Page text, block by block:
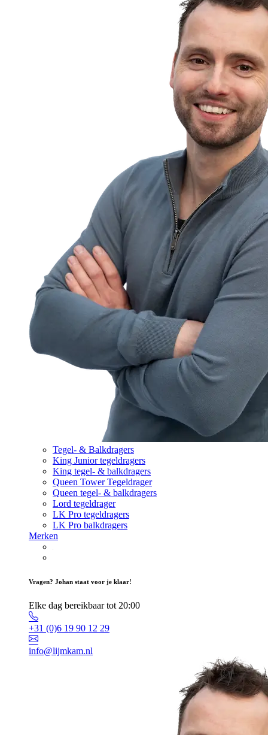
Tegel- & Balkdragers
King Junior tegeldragers
King tegel- & balkdragers
Queen Tower Tegeldrager
Queen tegel- & balkdragers
Lord tegeldrager
LK Pro tegeldragers
LK Pro balkdragers
Merken
Vragen? Johan staat voor je klaar!
Elke dag bereikbaar tot 20:00
+31 (0)6 19 90 12 29
info@lijmkam.nl